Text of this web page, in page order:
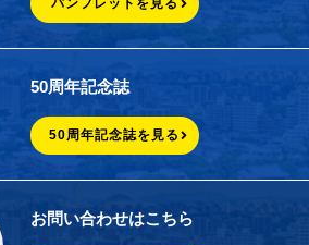
パンフレットを見る
50周年記念誌
50周年記念誌を見る
お問い合わせはこちら